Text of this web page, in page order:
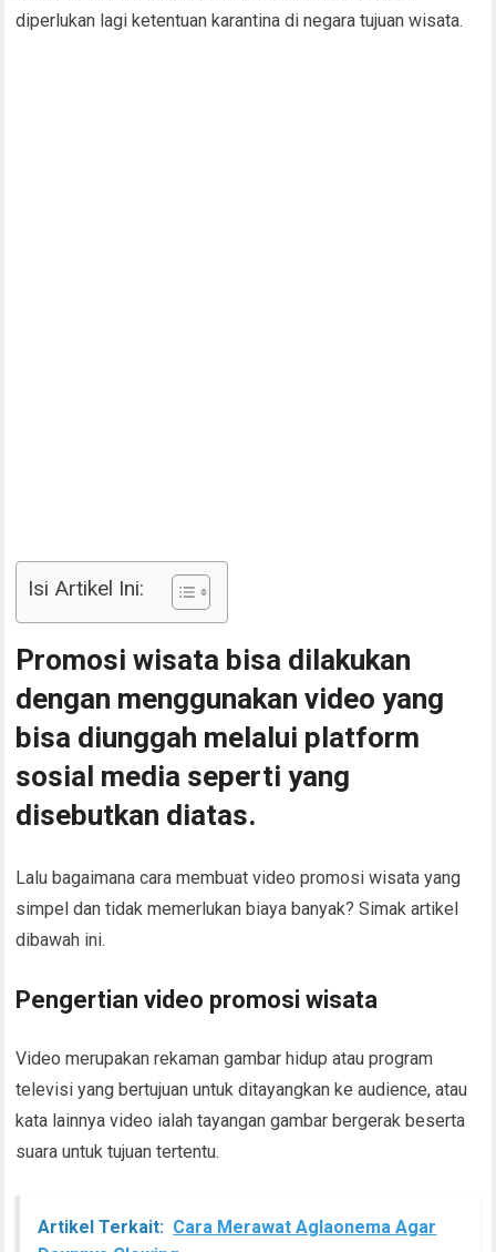
diperlukan lagi ketentuan karantina di negara tujuan wisata.
Isi Artikel Ini:
Promosi wisata bisa dilakukan
dengan menggunakan video yang
bisa diunggah melalui platform
sosial media seperti yang
disebutkan diatas.
Lalu bagaimana cara membuat video promosi wisata yang
simpel dan tidak memerlukan biaya banyak? Simak artikel
dibawah ini.
Pengertian video promosi wisata
Video merupakan rekaman gambar hidup atau program
televisi yang bertujuan untuk ditayangkan ke audience, atau
kata lainnya video ialah tayangan gambar bergerak beserta
suara untuk tujuan tertentu.
Artikel Terkait: Cara Merawat Aglaonema Agar